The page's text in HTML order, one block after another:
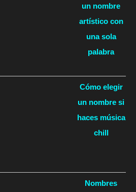
un nombre
artístico con
una sola
palabra
Cómo elegir
un nombre si
haces música
chill
Nombres